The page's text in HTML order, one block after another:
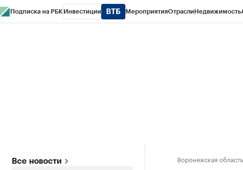
Подписка на РБК Инвестиции МероприятияОтраслиНедвижимость
Все новости Воронежская область